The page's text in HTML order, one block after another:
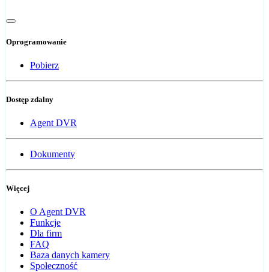
Oprogramowanie
Pobierz
Dostęp zdalny
Agent DVR
Dokumenty
Więcej
O Agent DVR
Funkcje
Dla firm
FAQ
Baza danych kamery
Społeczność